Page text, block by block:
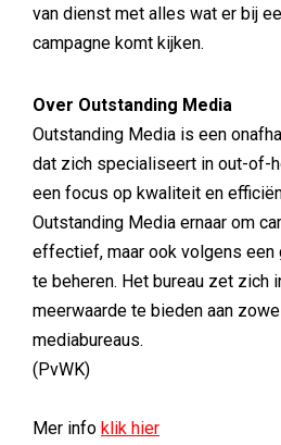
van dienst met alles wat er bij
campagne komt kijken.
Over Outstanding Media
Outstanding Media is een
dat zich specialiseert in out-of-
een focus op kwaliteit en
Outstanding Media ernaar om
effectief, maar ook volgens
te beheren. Het bureau zet zich
meerwaarde te bieden aan
mediabureaus.
(PvWK)
Mer info klik hier